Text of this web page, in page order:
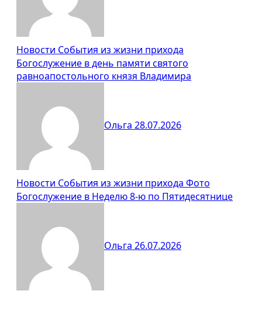
Новости События из жизни прихода
Богослужение в день памяти святого
равноапостольного князя Владимира
Ольга 28.07.2026
Новости События из жизни прихода Фото
Богослужение в Неделю 8-ю по Пятидесятнице
Ольга 26.07.2026